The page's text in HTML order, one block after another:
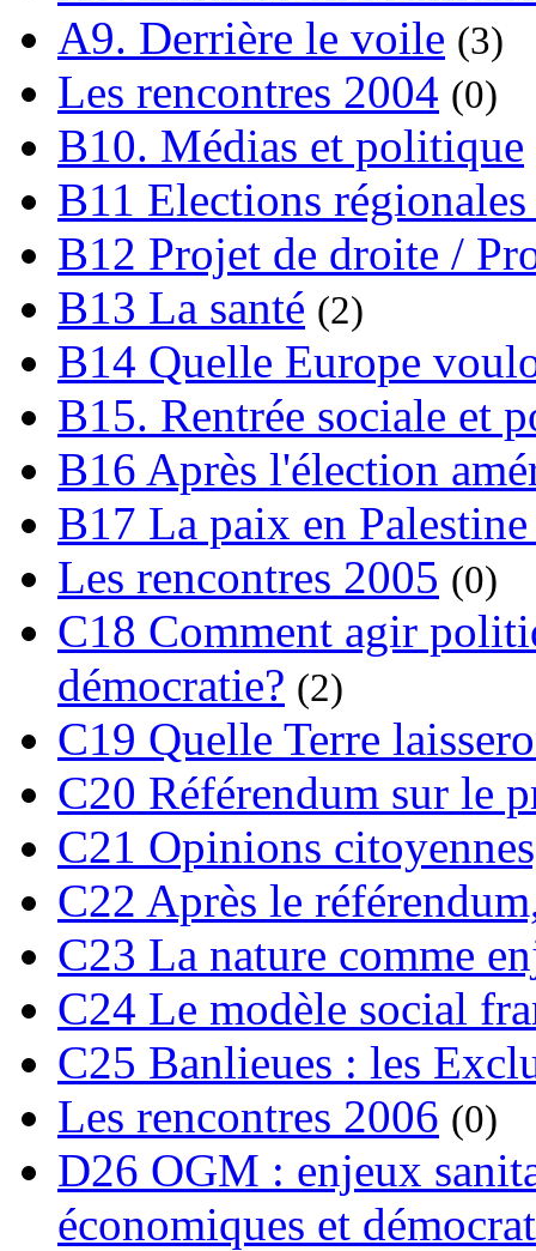
A9. Derrière le voile (3)
Les rencontres 2004 (0)
B10. Médias et politique
B11 Elections régionales
B12 Projet de droite /
B13 La santé (2)
B14 Quelle Europe
B15. Rentrée sociale et
B16 Après l'élection
B17 La paix en
Les rencontres 2005 (0)
C18 Comment agir
démocratie? (2)
C19 Quelle Terre
C20 Référendum sur le
C21 Opinions
C22 Après le
C23 La nature comme
C24 Le modèle social
C25 Banlieues : les
Les rencontres 2006 (0)
D26 OGM : enjeux
économiques et